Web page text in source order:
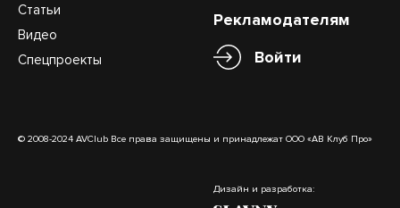
Статьи
Видео
Спецпроекты
Рекламодателям
Войти
© 2008-2024 AVClub Все права защищены и принадлежат ООО «АВ Клуб Про»
Дизайн и разработка: